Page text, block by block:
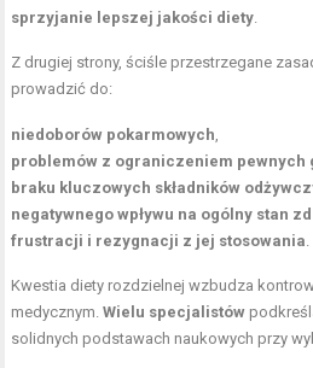
sprzyjanie lepszej jakości diety
Z drugiej strony, ściśle przestrzegane
prowadzić do:
niedoborów pokarmowych
problemów z ograniczeniem pewnych
braku kluczowych składników
negatywnego wpływu na ogólny stan
frustracji i rezygnacji z jej stosowania
Kwestia diety rozdzielnej wzbudza
medycznym.Wielu specjalistów
solidnych podstawach naukowych przy